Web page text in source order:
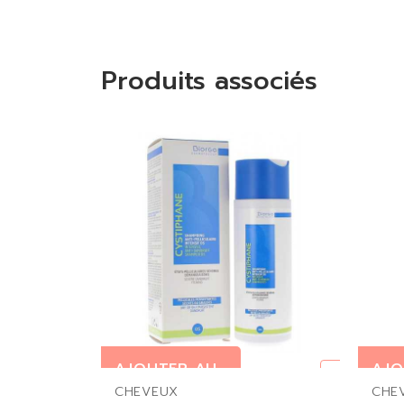
Produits associés
AJOUTER AU
PANIER
CHEVEUX